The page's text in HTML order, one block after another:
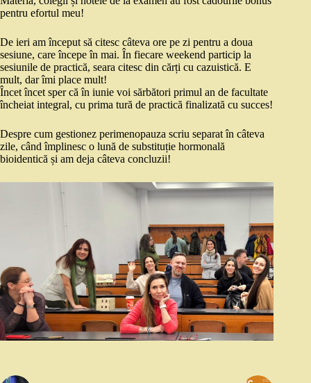
pentru efortul meu!
De ieri am început să citesc câteva ore pe zi pentru a doua
sesiune, care începe în mai. În fiecare weekend particip la
sesiunile de practică, seara citesc din cărți cu cazuistică. E
mult, dar îmi place mult!
Încet încet sper că în iunie voi sărbători primul an de facultate
încheiat integral, cu prima tură de practică finalizată cu succes!
Despre cum gestionez perimenopauza scriu separat în câteva
zile, când împlinesc o lună de substituție hormonală
bioidentică și am deja câteva concluzii!